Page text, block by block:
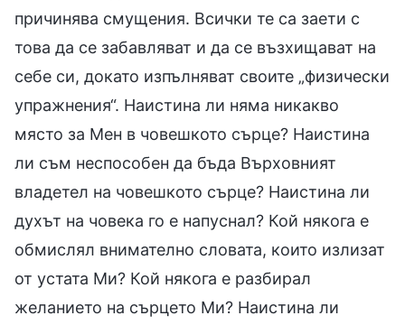
причинява смущения. Всички те са заети с
това да се забавляват и да се възхищават на
себе си, докато изпълняват своите „физически
упражнения“. Наистина ли няма никакво
място за Мен в човешкото сърце? Наистина
ли съм неспособен да бъда Върховният
владетел на човешкото сърце? Наистина ли
духът на човека го е напуснал? Кой някога е
обмислял внимателно словата, които излизат
от устата Ми? Кой някога е разбирал
желанието на сърцето Ми? Наистина ли